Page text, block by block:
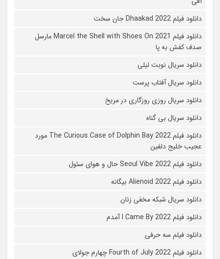
دانلود فیلم Dhaakad 2022 جان سخت
دانلود فیلم Marcel the Shell with Shoes On 2021 مارسل
صدف کفش به پا
دانلود سریال نوبت لیلی
دانلود سریال آفتاب پرست
دانلود سریال روزی روزگاری در مریخ
دانلود سریال بی گناه
دانلود فیلم The Curious Case of Dolphin Bay 2022 مورد
عجیب خلیج دلفین
دانلود فیلم Seoul Vibe 2022 حال و هوای سئول
دانلود فیلم Alienoid 2022 بیگانه
دانلود سریال شبکه مخفی زنان
دانلود فیلم I Came By 2022 آمدم
دانلود فیلم سه حرفی
دانلود فیلم Fourth of July 2022 چهارم جولای